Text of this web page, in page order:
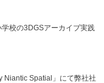
校の3DGSアーカイブ実践
Niantic Spatial」にて弊社社